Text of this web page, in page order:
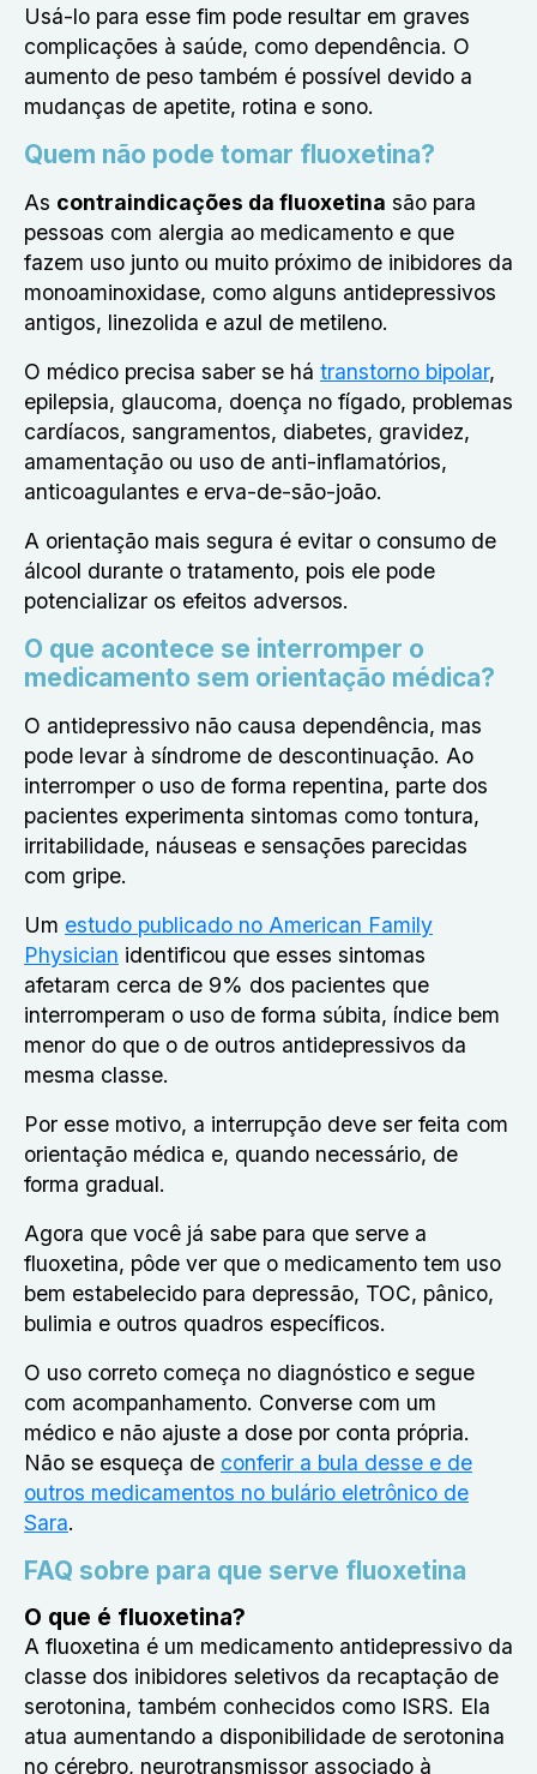
Usá-lo para esse fim pode resultar em graves
complicações à saúde, como dependência. O
aumento de peso também é possível devido a
mudanças de apetite, rotina e sono.
Quem não pode tomar fluoxetina?
As contraindicações da fluoxetina são para
pessoas com alergia ao medicamento e que
fazem uso junto ou muito próximo de inibidores da
monoaminoxidase, como alguns antidepressivos
antigos, linezolida e azul de metileno.
O médico precisa saber se há transtorno bipolar,
epilepsia, glaucoma, doença no fígado, problemas
cardíacos, sangramentos, diabetes, gravidez,
amamentação ou uso de anti-inflamatórios,
anticoagulantes e erva-de-são-joão.
A orientação mais segura é evitar o consumo de
álcool durante o tratamento, pois ele pode
potencializar os efeitos adversos.
O que acontece se interromper o
medicamento sem orientação médica?
O antidepressivo não causa dependência, mas
pode levar à síndrome de descontinuação. Ao
interromper o uso de forma repentina, parte dos
pacientes experimenta sintomas como tontura,
irritabilidade, náuseas e sensações parecidas
com gripe.
Um estudo publicado no American Family
Physician identificou que esses sintomas
afetaram cerca de 9% dos pacientes que
interromperam o uso de forma súbita, índice bem
menor do que o de outros antidepressivos da
mesma classe.
Por esse motivo, a interrupção deve ser feita com
orientação médica e, quando necessário, de
forma gradual.
Agora que você já sabe para que serve a
fluoxetina, pôde ver que o medicamento tem uso
bem estabelecido para depressão, TOC, pânico,
bulimia e outros quadros específicos.
O uso correto começa no diagnóstico e segue
com acompanhamento. Converse com um
médico e não ajuste a dose por conta própria.
Não se esqueça de conferir a bula desse e de
outros medicamentos no bulário eletrônico de
Sara.
FAQ sobre para que serve fluoxetina
O que é fluoxetina?
A fluoxetina é um medicamento antidepressivo da
classe dos inibidores seletivos da recaptação de
serotonina, também conhecidos como ISRS. Ela
atua aumentando a disponibilidade de serotonina
no cérebro, neurotransmissor associado à